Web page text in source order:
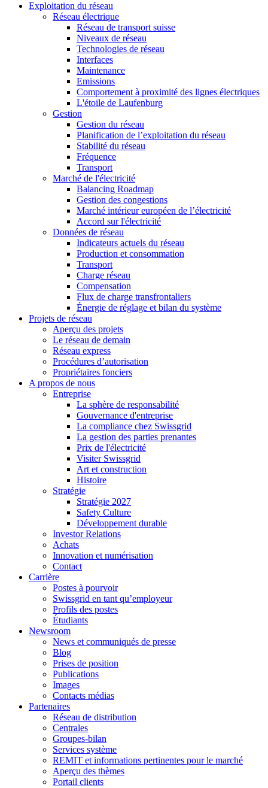
Exploitation du réseau
Réseau électrique
Réseau de transport suisse
Niveaux de réseau
Technologies de réseau
Interfaces
Maintenance
Emissions
Comportement à proximité des lignes électriques
L'étoile de Laufenburg
Gestion
Gestion du réseau
Planification de l’exploitation du réseau
Stabilité du réseau
Fréquence
Transport
Marché de l'électricité
Balancing Roadmap
Gestion des congestions
Marché intérieur européen de l’électricité
Accord sur l'électricité
Données de réseau
Indicateurs actuels du réseau
Production et consommation
Transport
Charge réseau
Compensation
Flux de charge transfrontaliers
Énergie de réglage et bilan du système
Projets de réseau
Aperçu des projets
Le réseau de demain
Réseau express
Procédures d’autorisation
Propriétaires fonciers
A propos de nous
Entreprise
La sphère de responsabilité
Gouvernance d'entreprise
La compliance chez Swissgrid
La gestion des parties prenantes
Prix de l'électricité
Visiter Swissgrid
Art et construction
Histoire
Stratégie
Stratégie 2027
Safety Culture
Développement durable
Investor Relations
Achats
Innovation et numérisation
Contact
Carrière
Postes à pourvoir
Swissgrid en tant qu’employeur
Profils des postes
Étudiants
Newsroom
News et communiqués de presse
Blog
Prises de position
Publications
Images
Contacts médias
Partenaires
Réseau de distribution
Centrales
Groupes-bilan
Services système
REMIT et informations pertinentes pour le marché
Aperçu des thèmes
Portail clients